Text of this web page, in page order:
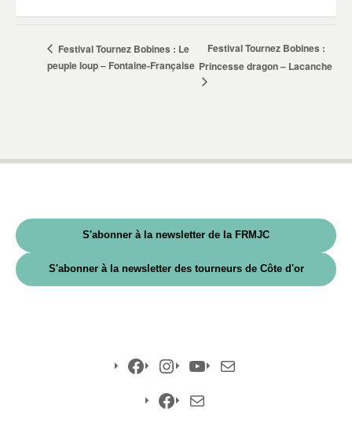
Festival Tournez Bobines : Le
peuple loup – Fontaine-Française
Festival Tournez Bobines :
Princesse dragon – Lacanche
S'abonner à la newsletter de la FRMJC
S'abonner à la newsletter des tourneurs de Côte d'or
Facebook
Facebook